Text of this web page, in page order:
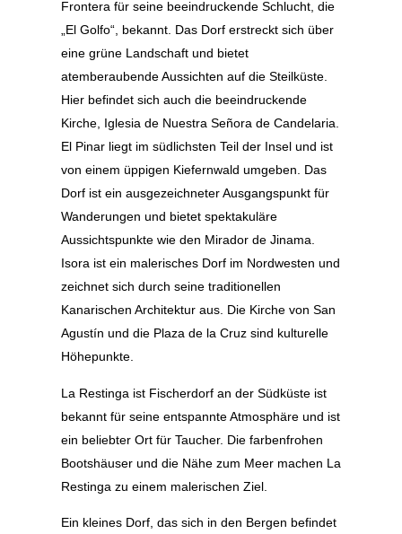
Frontera für seine beeindruckende Schlucht, die
„El Golfo“, bekannt. Das Dorf erstreckt sich über
eine grüne Landschaft und bietet
atemberaubende Aussichten auf die Steilküste.
Hier befindet sich auch die beeindruckende
Kirche, Iglesia de Nuestra Señora de Candelaria.
El Pinar liegt im südlichsten Teil der Insel und ist
von einem üppigen Kiefernwald umgeben. Das
Dorf ist ein ausgezeichneter Ausgangspunkt für
Wanderungen und bietet spektakuläre
Aussichtspunkte wie den Mirador de Jinama.
Isora ist ein malerisches Dorf im Nordwesten und
zeichnet sich durch seine traditionellen
Kanarischen Architektur aus. Die Kirche von San
Agustín und die Plaza de la Cruz sind kulturelle
Höhepunkte.
La Restinga ist Fischerdorf an der Südküste ist
bekannt für seine entspannte Atmosphäre und ist
ein beliebter Ort für Taucher. Die farbenfrohen
Bootshäuser und die Nähe zum Meer machen La
Restinga zu einem malerischen Ziel.
Ein kleines Dorf, das sich in den Bergen befindet